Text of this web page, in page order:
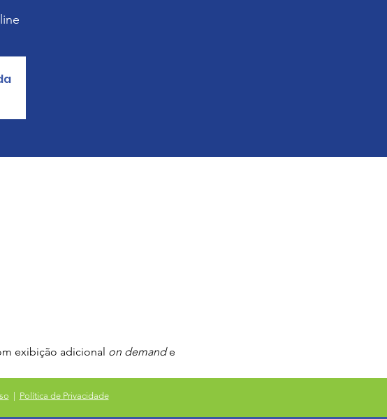
exibição adicional on demand e
Política de Privacidade